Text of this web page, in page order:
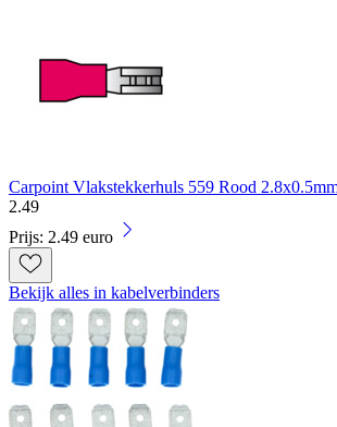
Carpoint Vlakstekkerhuls 559 Rood
2.49
Prijs: 2.49 euro
Bekijk alles in kabelverbinders